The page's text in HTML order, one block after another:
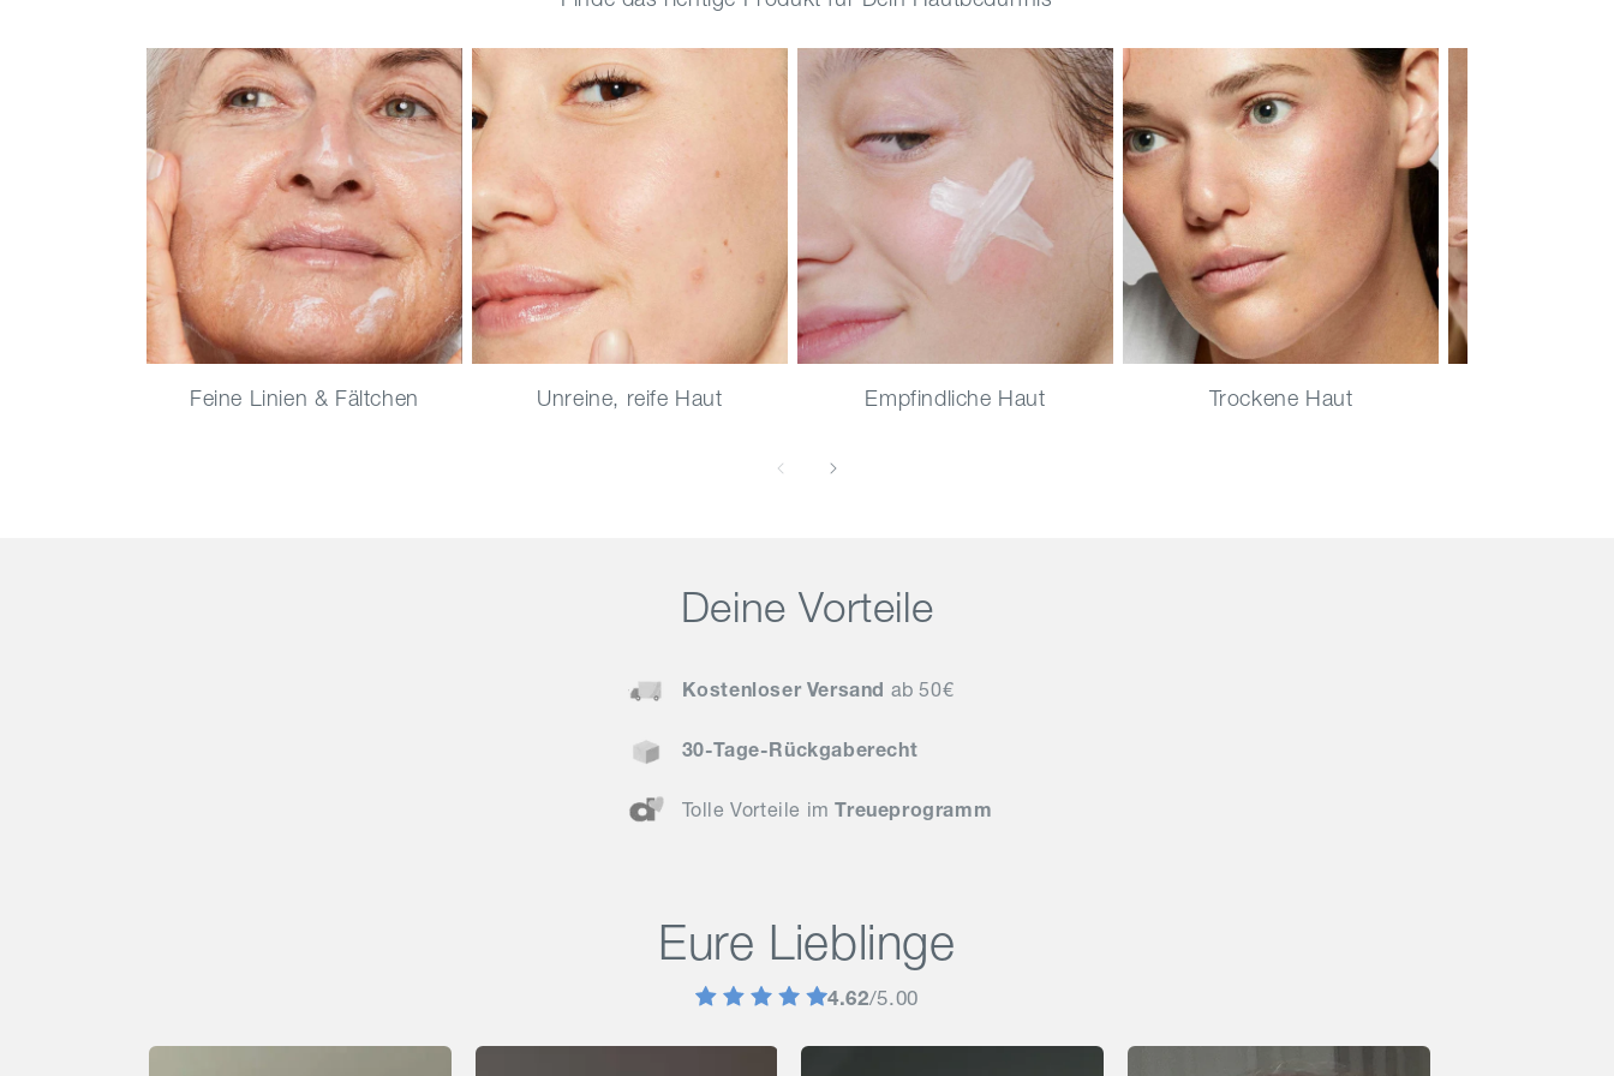
Feine Linien & Fältchen Unreine, reife Haut Empfindliche Haut Trockene Haut
Deine Vorteile
Kostenloser Versand ab 50€
30-Tage-Rückgaberecht
Tolle Vorteile im Treueprogramm
Eure Lieblinge
4.62/5.00